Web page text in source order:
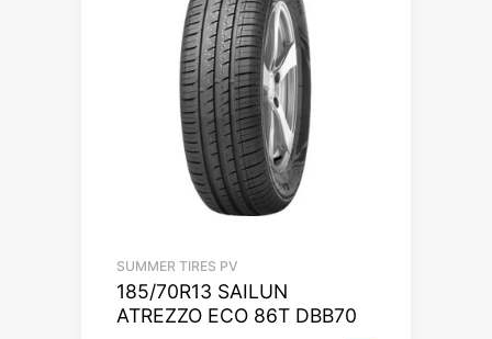
SUMMER TIRES PV
185/70R13 SAILUN
ATREZZO ECO 86T DBB70